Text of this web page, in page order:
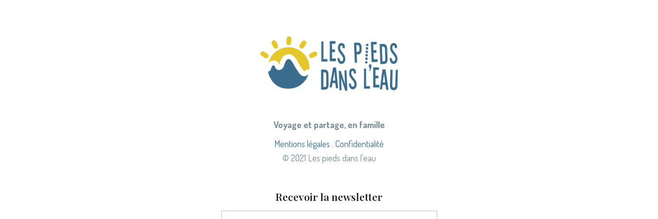
Voyage et partage, en famille
Mentions légales . Confidentialité
© 2021 Les pieds dans l’eau
Recevoir la newsletter